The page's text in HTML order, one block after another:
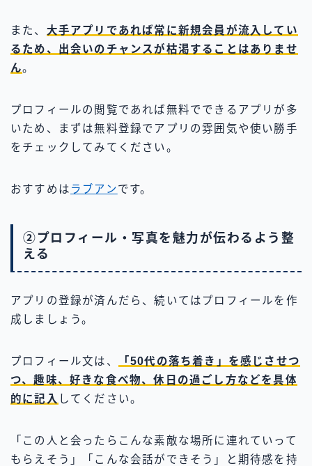
また、 大手アプリであれば常に新規会員が流入してい
るため、出会いのチャンスが枯渇することはありませ
ん。
プロフィールの閲覧であれば無料でできるアプリが多
いため、まずは無料登録でアプリの雰囲気や使い勝手
をチェックしてみてください。
おすすめは ラブアン です。
②プロフィール・写真を魅力が伝わるよう整
える
アプリの登録が済んだら、続いてはプロフィールを作
成しましょう。
プロフィール文は、
「50代の落ち着き」を感じさせつ
つ、趣味、好きな食べ物、休日の過ごし方などを具体
的に記入 してください。
「この人と会ったらこんな素敵な場所に連れていって
もらえそう」「こんな会話ができそう」と期待感を持